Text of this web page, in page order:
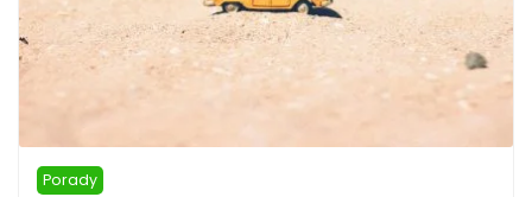
Porady